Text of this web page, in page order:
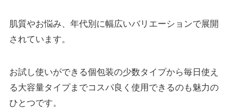
肌質やお悩み、年代別に幅広いバリエーションで展開
されています。
お試し使いができる個包装の少数タイプから毎日使え
る大容量タイプまでコスパ良く使用できるのも魅力の
ひとつです。